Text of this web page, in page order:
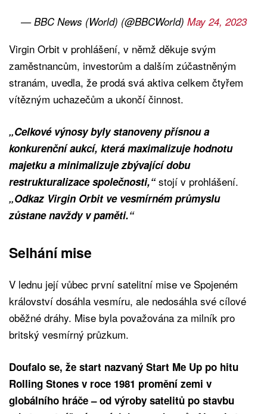
— BBC News (World) (@BBCWorld) May 24, 2023
Virgin Orbit v prohlášení, v němž děkuje svým
zaměstnancům, investorům a dalším zúčastněným
stranám, uvedla, že prodá svá aktiva celkem čtyřem
vítězným uchazečům a ukončí činnost.
„Celkové výnosy byly stanoveny přísnou a
konkurenční aukcí, která maximalizuje hodnotu
majetku a minimalizuje zbývající dobu
restrukturalizace společnosti,“stojí v prohlášení.
„Odkaz Virgin Orbit ve vesmírném průmyslu
zůstane navždy v paměti.“
Selhání mise
V lednu její vůbec první satelitní mise ve Spojeném
království dosáhla vesmíru, ale nedosáhla své cílové
oběžné dráhy. Mise byla považována za milník pro
britský vesmírný průzkum.
Doufalo se, že start nazvaný Start Me Up po hitu
Rolling Stones v roce 1981 promění zemi v
globálního hráče – od výroby satelitů po stavbu